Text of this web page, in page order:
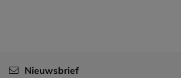
Nieuwsbrief